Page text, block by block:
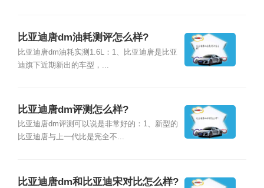
比亚迪唐dm油耗测评怎么样?
比亚迪唐dm油耗实测1.6L：1、比亚迪唐是比亚
迪旗下近期新出的车型，...
比亚迪唐dm评测怎么样?
比亚迪唐dm评测可以说是非常好的：1、新型的
比亚迪唐与上一代比是完全不...
比亚迪唐dm和比亚迪宋对比怎么样?